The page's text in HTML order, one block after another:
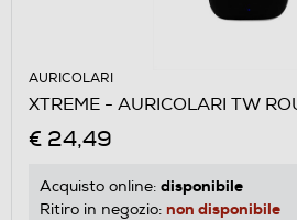
AURICOLARI
XTREME - AURICOLARI TW
€ 24,49
Acquisto online: disponibile
Ritiro in negozio: non disponibile